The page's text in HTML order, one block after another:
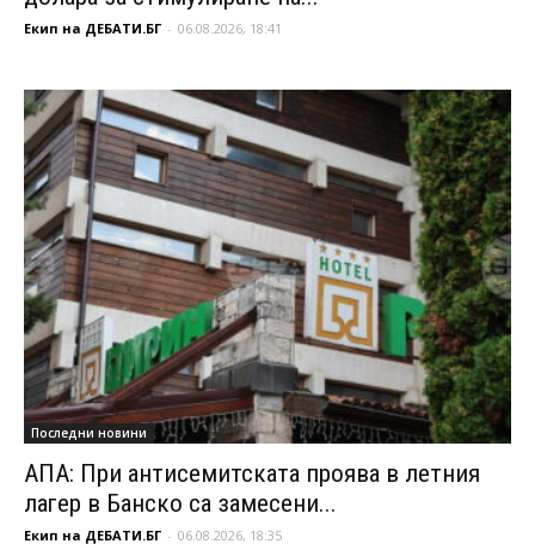
Екип на ДЕБАТИ.БГ - 06.08.2026, 18:41
Последни новини
АПА: При антисемитската проява в летния
лагер в Банско са замесени...
Екип на ДЕБАТИ.БГ - 06.08.2026, 18:35